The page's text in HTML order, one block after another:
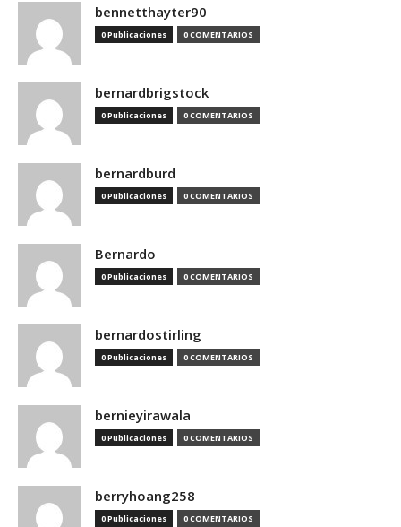
bennetthayter90
0 Publicaciones 0 COMENTARIOS
bernardbrigstock
0 Publicaciones 0 COMENTARIOS
bernardburd
0 Publicaciones 0 COMENTARIOS
Bernardo
0 Publicaciones 0 COMENTARIOS
bernardostirling
0 Publicaciones 0 COMENTARIOS
bernieyirawala
0 Publicaciones 0 COMENTARIOS
berryhoang258
0 Publicaciones 0 COMENTARIOS